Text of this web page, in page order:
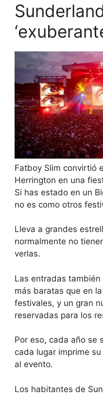
Fatboy Slim convirtió
Herrington en una
Si has estado en un
no es como otros
Lleva a grandes
normalmente no
verlas.
Las entradas
más baratas que en
festivales, y un gran
reservadas para los
Por eso, cada año se
cada lugar imprime
al evento.
Los habitantes de